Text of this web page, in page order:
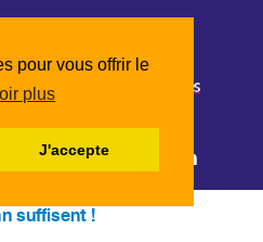
pour vous offrir le
plus
J'accepte
vraies rencontres
et sa région
suffisent !